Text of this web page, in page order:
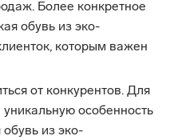
Более конкретное
обувь из эко-
которым важен
от конкурентов. Для
особенность
из эко-